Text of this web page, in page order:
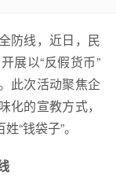
防线，近日，民
展以“反假货币”
此次活动聚焦企
化的宣教方式，
“钱袋子”。